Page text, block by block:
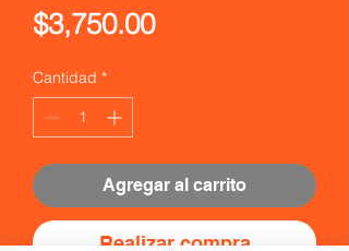
$3,750.00Precio
Cantidad *
Agregar al carrito
Realizar compra